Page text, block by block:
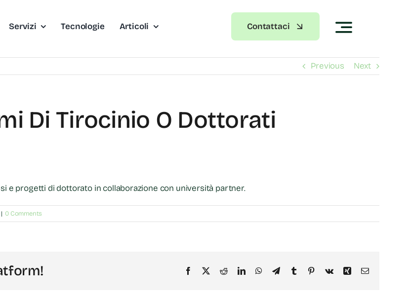
Servizi Tecnologie Articoli Contattaci
Previous Next
Di Tirocinio O Dottorati
e progetti di dottorato in collaborazione con università partner.
| 0 Comments
Facebook RedditLinkedInWhatsApp
TelegramTumblr PinterestVk Xing Email